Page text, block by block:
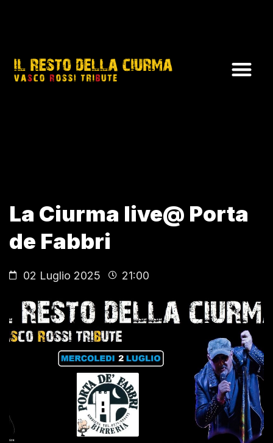
La Ciurma live@ Porta
de Fabbri
02 Luglio 2025 21:00